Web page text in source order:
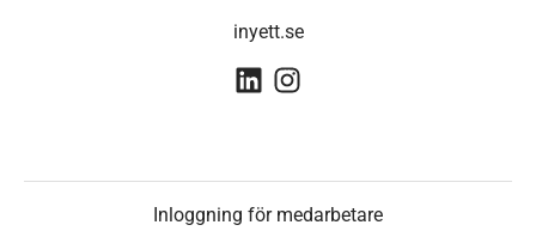
inyett.se
Inloggning för medarbetare